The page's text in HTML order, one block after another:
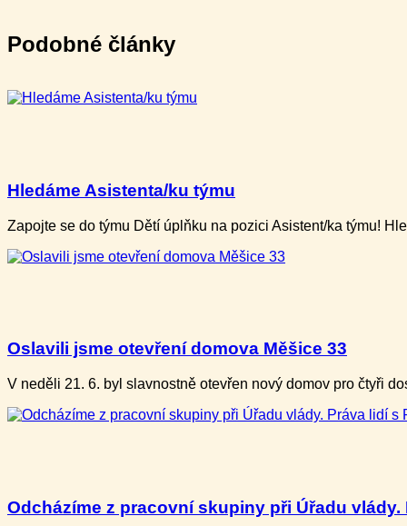
Podobné články
Hledáme Asistenta/ku týmu
Zapojte se do týmu Dětí úplňku na pozici Asistent/ka týmu!
Oslavili jsme otevření domova Měšice 33
V neděli ​21. 6. b​yl slavnostně otevře​n nový domov pro ​čtyři
Odcházíme z pracovní skupiny při Úřadu vlády.